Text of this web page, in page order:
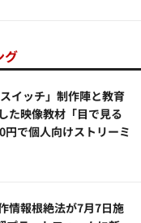
グ
イッチ」制作陣と教育
た映像教材「目で見る
円で個人向けストリーミ
情報根絶法が7月7日施